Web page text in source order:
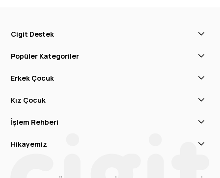
Cigit Destek
Popüler Kategoriler
Erkek Çocuk
Kız Çocuk
İşlem Rehberi
Hikayemiz